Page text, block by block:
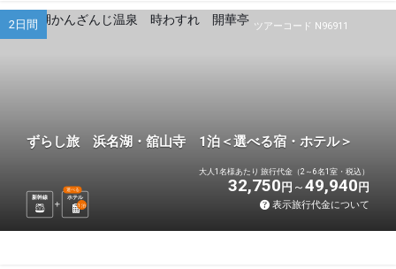
ツアーコード N96911
2日間
ずらし旅 浜名湖・舘山寺 1泊＜選べる宿・ホテル＞
新幹線 ホテル
選べる
1 泊
大人1名様あたり 旅行代金（2～6名1室・税込）
32,750 円 49,940 円
表示旅行代金について